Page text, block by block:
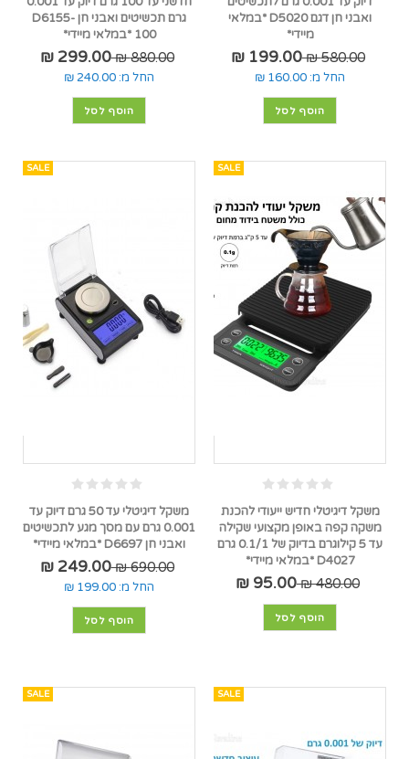
ואבני חן דגם D5020 *במלאי
מיידי*
580.00 ₪
199.00 ₪
החל מ: 160.00 ₪
הוסף לסל
גרם תכשיטים ואבני חן D6155-
100 *במלאי מיידי*
880.00 ₪
299.00 ₪
החל מ: 240.00 ₪
הוסף לסל
SALE
משקל דיגיטלי חדיש ייעודי להכנת
משקה קפה באופן מקצועי שקילה
עד 5 קילוגרם בדיוק של 0.1/1 גרם
D4027 *במלאי מיידי*
480.00 ₪
95.00 ₪
הוסף לסל
SALE
משקל דיגיטלי עד 50 גרם דיוק עד
0.001 גרם עם מסך מגע לתכשיטים
ואבני חן D6697 *במלאי מיידי*
690.00 ₪
249.00 ₪
החל מ: 199.00 ₪
הוסף לסל
SALE
SALE